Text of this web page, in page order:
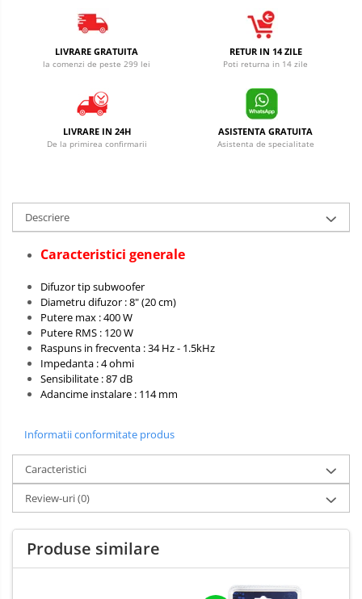
LIVRARE GRATUITA
la comenzi de peste 299 lei
RETUR IN 14 ZILE
Poti returna in 14 zile
LIVRARE IN 24H
De la primirea confirmarii
ASISTENTA GRATUITA
Asistenta de specialitate
Descriere
Caracteristici generale
Difuzor tip subwoofer
Diametru difuzor : 8" (20 cm)
Putere max : 400 W
Putere RMS : 120 W
Raspuns in frecventa : 34 Hz - 1.5kHz
Impedanta : 4 ohmi
Sensibilitate : 87 dB
Adancime instalare : 114 mm
Informatii conformitate produs
Caracteristici
Review-uri(0)
Produse similare